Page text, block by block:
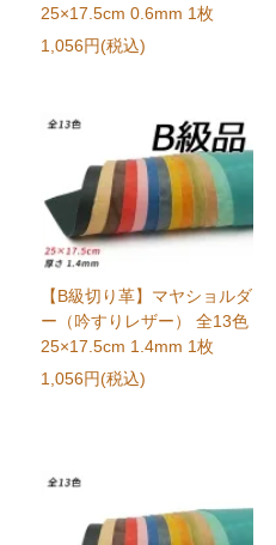
25×17.5cm 0.6mm 1枚
1,056円(税込)
【B級切り革】マヤショルダ
ー（吟すりレザー） 全13色
25×17.5cm 1.4mm 1枚
1,056円(税込)